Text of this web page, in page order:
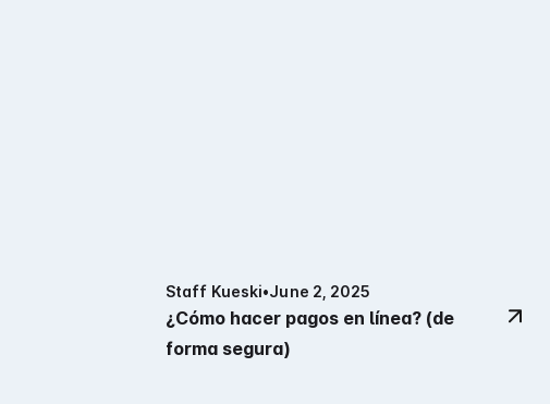
Staff Kueski•June 2, 2025
¿Cómo hacer pagos en línea? (de
forma segura)